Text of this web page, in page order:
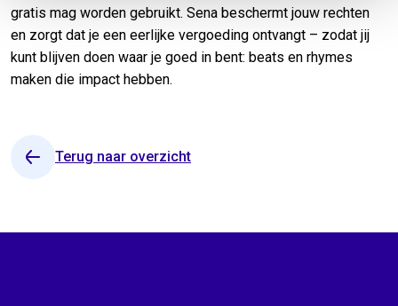
gratis mag worden gebruikt. Sena beschermt jouw rechten
en zorgt dat je een eerlijke vergoeding ontvangt – zodat jij
kunt blijven doen waar je goed in bent: beats en rhymes
maken die impact hebben.
Terug naar overzicht